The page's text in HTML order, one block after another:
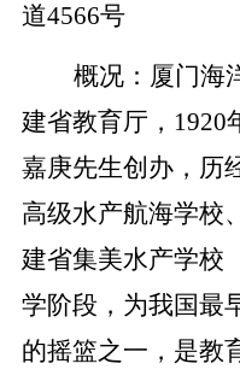
道4566号
概况：厦门海
建省教育厅， 1920
嘉庚先生创办，历
高级水产航海学校
建省集美水产学校
学阶段，为我国最
的摇篮之一，是教